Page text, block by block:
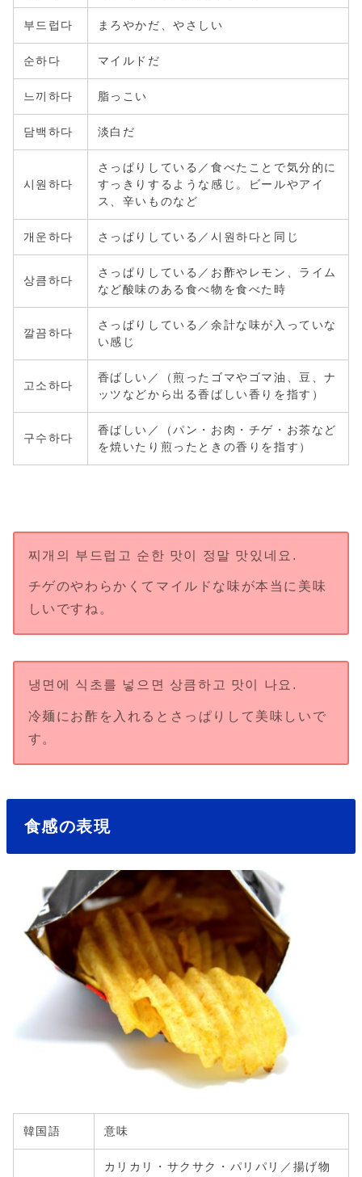
부드럽다 まろやかだ、やさしい
순하다 マイルドだ
느끼하다 脂っこい
담백하다 淡白だ
시원하다
さっぱりしている／食べたことで気分的に
すっきりするような感じ。ビールやアイ
ス、辛いものなど
개운하다 さっぱりしている／시원하다と同じ
상큼하다
さっぱりしている／お酢やレモン、ライム
など酸味のある食べ物を食べた時
깔끔하다
さっぱりしている／余計な味が入っていな
い感じ
고소하다
香ばしい／（煎ったゴマやゴマ油、豆、ナ
ッツなどから出る香ばしい香りを指す）
구수하다
香ばしい／（パン・お肉・チゲ・お茶など
を焼いたり煎ったときの香りを指す）
찌개의 부드럽고 순한 맛이 정말 맛있네요.
チゲのやわらかくてマイルドな味が本当に美味
しいですね。
냉면에 식초를 넣으면 상큼하고 맛이 나요.
冷麺にお酢を入れるとさっぱりして美味しいで
す。
食感の表現
韓国語 意味
カリカリ・サクサク・パリパリ／揚げ物